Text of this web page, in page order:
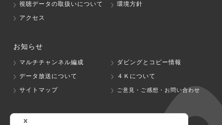
視聴データの取扱いについて
環境方針
アクセス
お知らせ
マルチチャンネル編成
ダビングとコピー情報
データ放送について
４Ｋについて
サイトマップ
ご意見・ご感想・お問い合わせ
グループ会社